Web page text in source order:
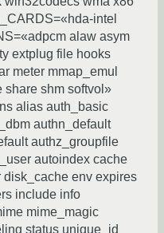
intel
alaw asym
extplug file hooks
meter mmap_emul
share shm softvol»
alias auth_basic
authn_default
authz_groupfile
autoindex cache
env expires
include info
mime_magic
status unique_id